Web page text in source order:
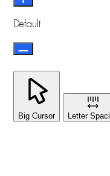
Default
Big Cursor Letter